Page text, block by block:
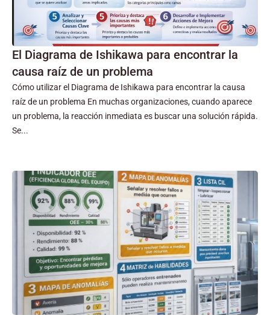
El Diagrama de Ishikawa para encontrar la
causa raíz de un problema
Cómo utilizar el Diagrama de Ishikawa para encontrar la causa
raíz de un problema En muchas organizaciones, cuando aparece
un problema, la reacción inmediata es buscar una solución rápida.
Se...